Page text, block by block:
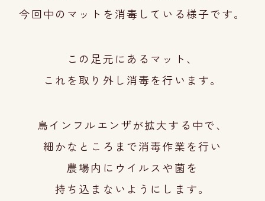
今回中のマットを消毒している様子です。
この足元にあるマット、
これを取り外し消毒を行います。
鳥インフルエンザが拡大する中で、
細かなところまで消毒作業を行い
農場内にウイ ルスや菌を
持ち込まないようにします。